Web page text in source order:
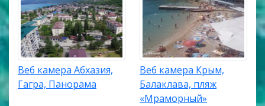
Веб камера Абхазия,
Гагра, Панорама
Веб камера Крым,
Балаклава, пляж
«Мраморный»